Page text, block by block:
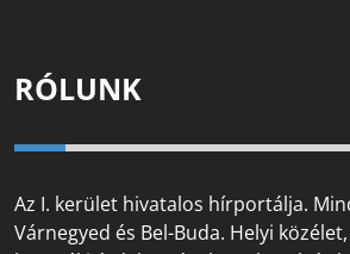
RÓLUNK
Az I. kerület hivatalos hírportálja.
Várnegyed és Bel-Buda. Helyi